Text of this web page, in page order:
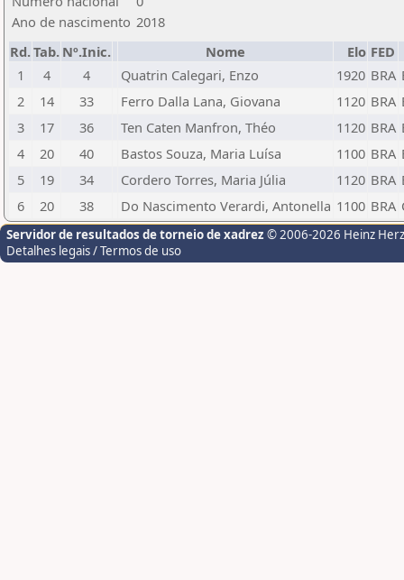
Ano de nascimento 2018
Rd.Tab. Nº.Inic. Nome Elo FED
1
4 4 Quatrin Calegari, Enzo 1920 BRA
2
14 33 Ferro Dalla Lana, Giovana 1120 BRA
3
17 36 Ten Caten Manfron, Théo 1120 BRA
4
20 40 Bastos Souza, Maria Luísa 1100 BRA
5
19 34 Cordero Torres, Maria Júlia 1120 BRA
6
20 38 Do Nascimento Verardi, Antonella 1100 BRA
Servidor de resultados de torneio de xadrez © 2006-2026 Heinz
Detalhes legais / Termos de uso